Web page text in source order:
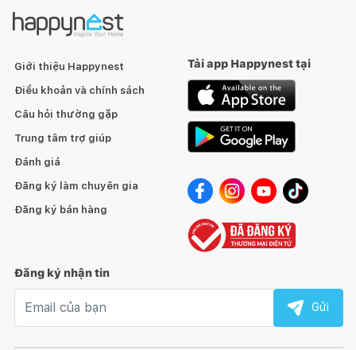
Giới thiệu Happynest
Điều khoản và chính sách
Câu hỏi thường gặp
Trung tâm trợ giúp
Đánh giá
Đăng ký làm chuyên gia
Đăng ký bán hàng
Tải app Happynest tại
Đăng ký nhận tin
Gửi